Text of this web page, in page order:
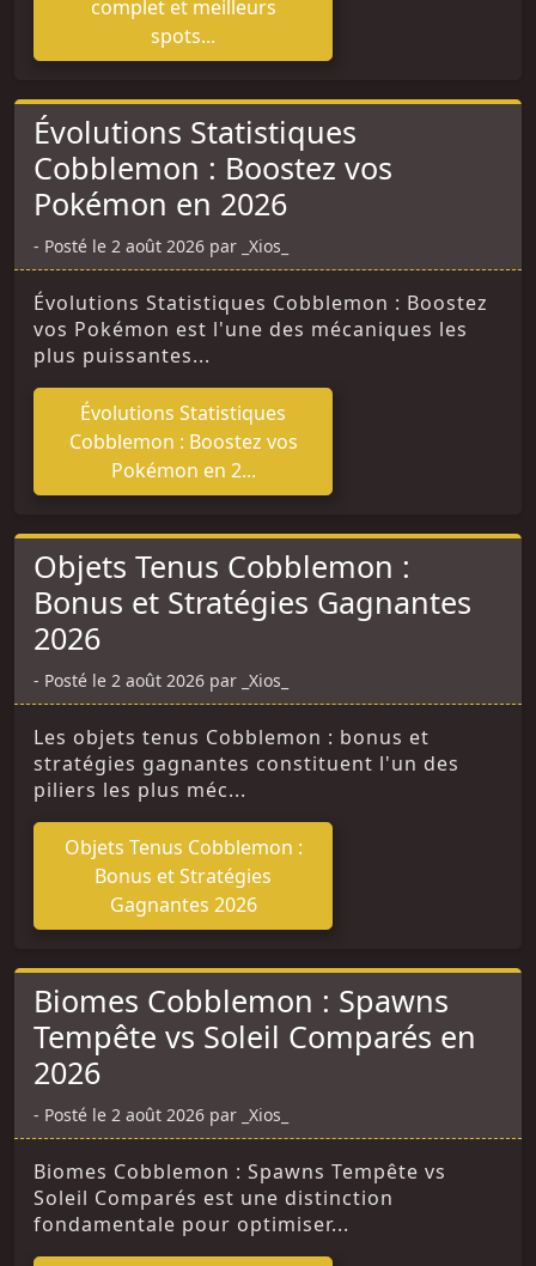
complet et meilleurs
spots...
Évolutions Statistiques
Cobblemon : Boostez vos
Pokémon en 2026
Posté le 2 août 2026 par _Xios_
Évolutions Statistiques Cobblemon : Boostez
vos Pokémon est l'une des mécaniques les
plus puissantes...
Évolutions Statistiques
Cobblemon : Boostez vos
Pokémon en 2...
Objets Tenus Cobblemon :
Bonus et Stratégies Gagnantes
2026
Posté le 2 août 2026 par _Xios_
Les objets tenus Cobblemon : bonus et
stratégies gagnantes constituent l'un des
piliers les plus méc...
Objets Tenus Cobblemon :
Bonus et Stratégies
Gagnantes 2026
Biomes Cobblemon : Spawns
Tempête vs Soleil Comparés en
2026
Posté le 2 août 2026 par _Xios_
Biomes Cobblemon : Spawns Tempête vs
Soleil Comparés est une distinction
fondamentale pour optimiser...